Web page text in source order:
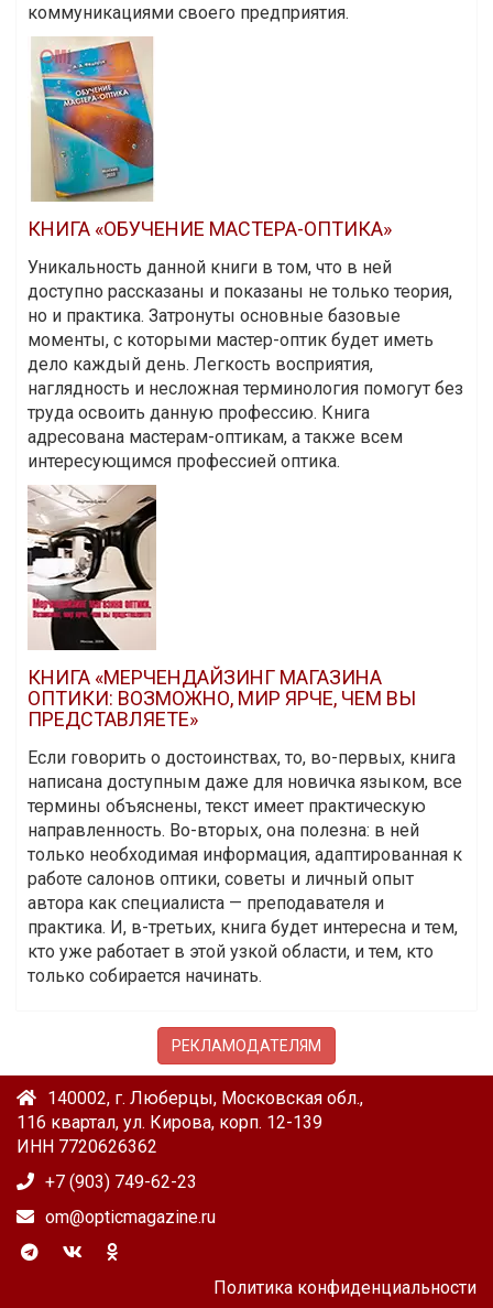
коммуникациями своего предприятия.
КНИГА «ОБУЧЕНИЕ МАСТЕРА-ОПТИКА»
Уникальность данной книги в том, что в ней
доступно рассказаны и показаны не только теория,
но и практика. Затронуты основные базовые
моменты, с которыми мастер-оптик будет иметь
дело каждый день. Легкость восприятия,
наглядность и несложная терминология помогут без
труда освоить данную профессию. Книга
адресована мастерам-оптикам, а также всем
интересующимся профессией оптика.
КНИГА «МЕРЧЕНДАЙЗИНГ МАГАЗИНА
ОПТИКИ: ВОЗМОЖНО, МИР ЯРЧЕ, ЧЕМ ВЫ
ПРЕДСТАВЛЯЕТЕ»
Если говорить о достоинствах, то, во-первых, книга
написана доступным даже для новичка языком, все
термины объяснены, текст имеет практическую
направленность. Во-вторых, она полезна: в ней
только необходимая информация, адаптированная к
работе салонов оптики, советы и личный опыт
автора как специалиста — преподавателя и
практика. И, в-третьих, книга будет интересна и тем,
кто уже работает в этой узкой области, и тем, кто
только собирается начинать.
РЕКЛАМОДАТЕЛЯМ
140002, г. Люберцы, Московская обл.,
116 квартал, ул. Кирова, корп. 12-139
ИНН 7720626362
+7 (903) 749-62-23
om@opticmagazine.ru
Политика конфиденциальности